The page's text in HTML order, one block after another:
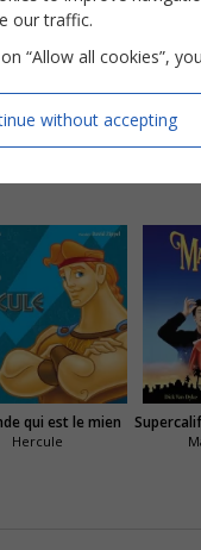
qui est le mien
Hercule
our traffic.
“Allow all cookies”,
without accepting